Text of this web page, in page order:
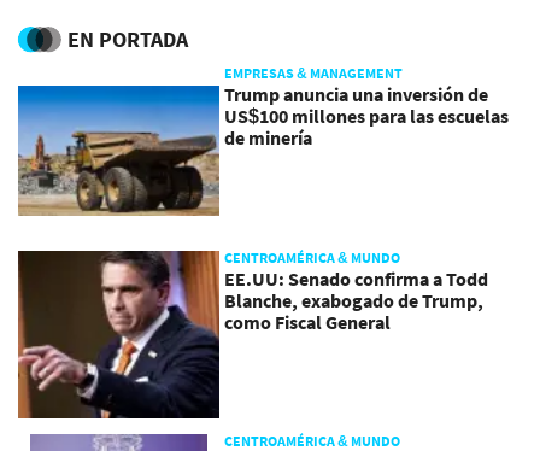
EN PORTADA
EMPRESAS & MANAGEMENT
Trump anuncia una inversión de
US$100 millones para las escuelas
de minería
CENTROAMÉRICA & MUNDO
EE.UU: Senado confirma a Todd
Blanche, exabogado de Trump,
como Fiscal General
CENTROAMÉRICA & MUNDO